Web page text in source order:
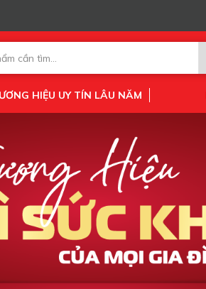
HIỆU UY TÍN LÂU NĂM